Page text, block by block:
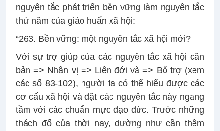
nguyên tắc phát triển bền vững làm nguyên tắc
thứ năm của giáo huấn xã hội:
“263. Bền vững: một nguyên tắc xã hội mới?
Với sự trợ giúp của các nguyên tắc xã hội căn
bản => Nhân vị => Liên đới và => Bổ trợ (xem
các số 83-102), người ta có thể hiểu được các
cơ cấu xã hội và đặt các nguyên tắc này ngang
tầm với các chuẩn mực đạo đức. Trước những
thách đố của thời nay, dường như cần thêm